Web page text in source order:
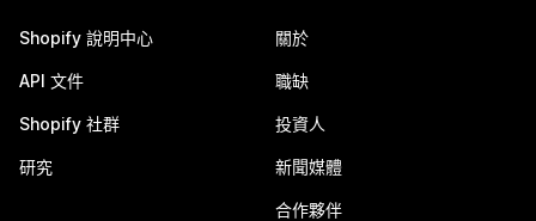
Shopify 說明中心
API 文件
Shopify 社群
研究
關於
職缺
投資人
新聞媒體
合作夥伴